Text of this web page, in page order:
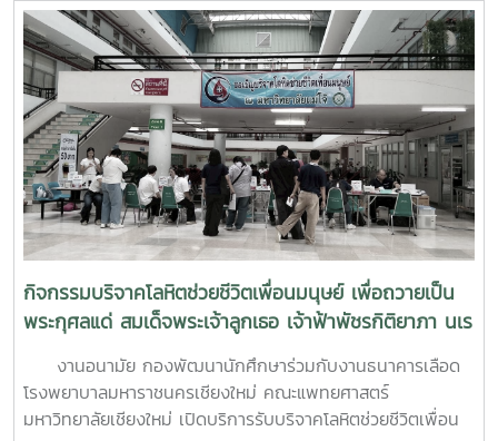
บุคลากรจากทั้งเครือข่าย ทปอ. และเครือข่ายสมาคมอุดมศึกษา
เอกชนแห่งประเทศไทย (สสอท.) การอบรมครั้งนี้มุ่งเน้นการ
พัฒนาองค์ความรู้และทักษะที่จำเป็นในการดูแลนิสิตนักศึกษา
ครอบคลุมตั้งแต่:ความรู้พื้นฐานด้านสุขภาพจิต: เรียนรู้แนวโน้ม
ปัญหา และปัจจัยเสี่ยงต่าง ๆ การคัดกรองและประเมินสุขภาพจิต
เบื้องต้น: ด้วยเครื่องมือมาตรฐาน เช่น DASS-21, PHQ-9 และ
ST-5 ทักษะการให้คำปรึกษาเบื้องต้น: อาทิ การฟังอย่างตั้งรับ
(Active Listening), ความเข้าใจใส่ใจ (Empathy) และการ
ปฐมพยาบาลทางจิตใจ (Psychological First Aid: PFA)
นอกจากนี้ ยังมีการเรียนรู้ระบบการดูแลและการส่งต่อกรณี
ฉุกเฉิน การทำงานร่วมกับผู้เชี่ยวชาญทางการแพทย์ ตลอดจน
การติดตามดูแลนิสิตอย่างต่อเนื่องสำหรับวันที่สองของการอบรม
มุ่งเน้นการจัดการสถานการณ์วิกฤตในมหาวิทยาลัย เช่น ภาวะ
เสี่ยงต่อการฆ่าตัวตาย การทำร้ายตนเอง ความรุนแรง และการก
ลั่นแกล้งทางไซเบอร์ (Cyberbullying) รวมถึงการออกแบบ
กิจกรรมเชิงป้องกันเพื่อสร้างความยืดหยุ่นทางใจ (Resilience)
กิจกรรมบริจาคโลหิตช่วยชีวิตเพื่อนมนุษย์ เพื่อถวายเป็น
พระกุศลแด่ สมเด็จพระเจ้าลูกเธอ เจ้าฟ้าพัชรกิติยาภา นเร
นทิราเทพยวดี กรมหลวงราช สาริณีสิริพัชร มหาวัชรราช
ธิดางานอนามัย กองพัฒนานักศึกษาร่วมกับงานธนาคารเลือด
โรงพยาบาลมหาราชนครเชียงใหม่ คณะแพทยศาสตร์
มหาวิทยาลัยเชียงใหม่ เปิดบริการรับบริจาคโลหิตช่วยชีวิตเพื่อน